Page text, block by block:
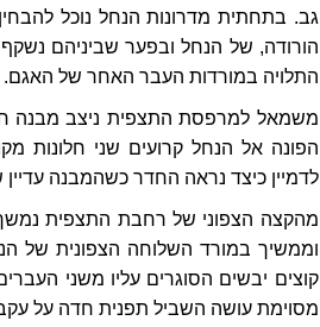
גב. בתחתית מדרונות הנחל נוכל
הורודה, של הנחל ובפער שביניהם
התלויה במורדות העבר האחר של האגם.
משמאל למרפסת התצפית ניצב מבנה
הפונה אל הנחל קרועים שני חלונות
לדמיין כיצד נראה החדר כשהמבנה
מהקצה הצפוני של רחבת התצפית
וממשיך במורד השלוחה הצפונית של
קוצים יבשים הסוגרים עליו משני
מסוימת עושה השביל תפנית חדה על